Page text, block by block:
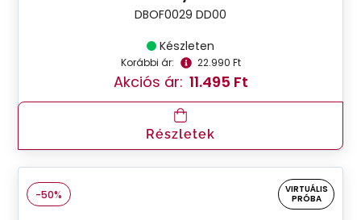
DBOF0029 DD00
Készleten
Korábbi ár: 22.990 Ft
Akciós ár: 11.495 Ft
Részletek
-50%
VIRTUÁLIS
PRÓBA